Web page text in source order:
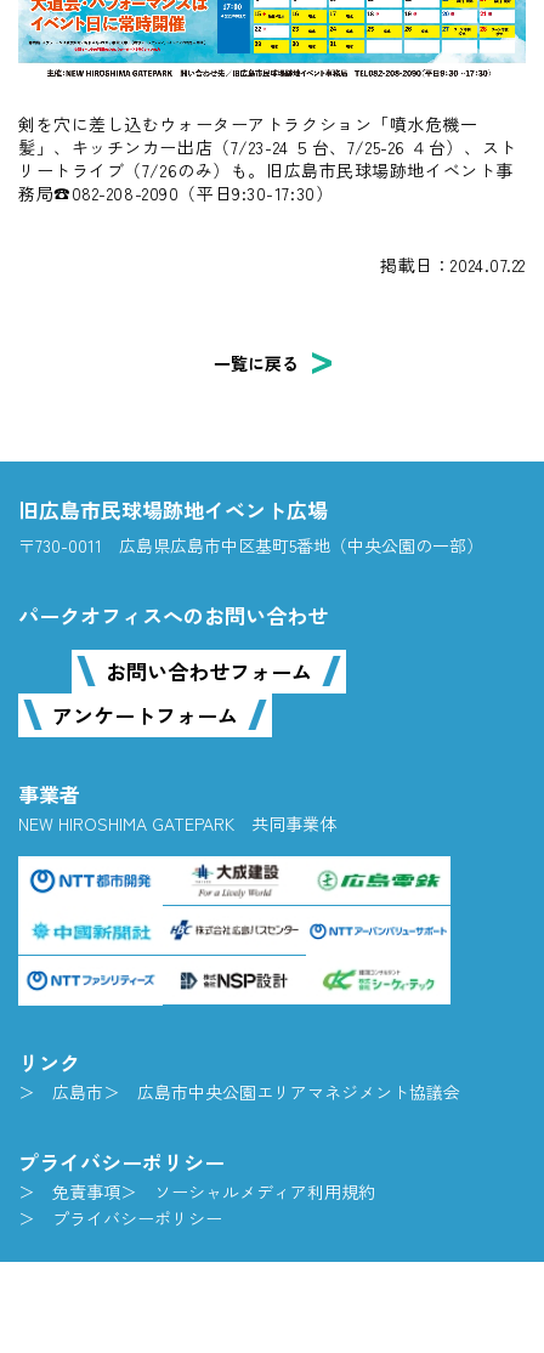
剣を穴に差し込むウォーターアトラクション「噴水危機一
髪」、キッチンカー出店（7/23-24 ５台、7/25-26 ４台）、スト
リートライブ（7/26のみ）も。旧広島市民球場跡地イベント事
務局☎082-208-2090（平日9:30-17:30）
掲載日：2024.07.22
一覧に戻る
旧広島市民球場跡地イベント広場
〒730-0011 広島県広島市中区基町5番地（中央公園の一部）
パークオフィスへのお問い合わせ
お問い合わせフォーム
アンケートフォーム
事業者
NEW HIROSHIMA GATEPARK 共同事業体
リンク
広島市 広島市中央公園エリアマネジメント協議会
プライバシーポリシー
免責事項
ソーシャルメディア利用規約
プライバシーポリシー